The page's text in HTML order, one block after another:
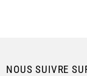
NOUS SUIVRE